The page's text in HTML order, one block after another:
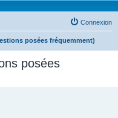
Connexion
posées fréquemment)
posées